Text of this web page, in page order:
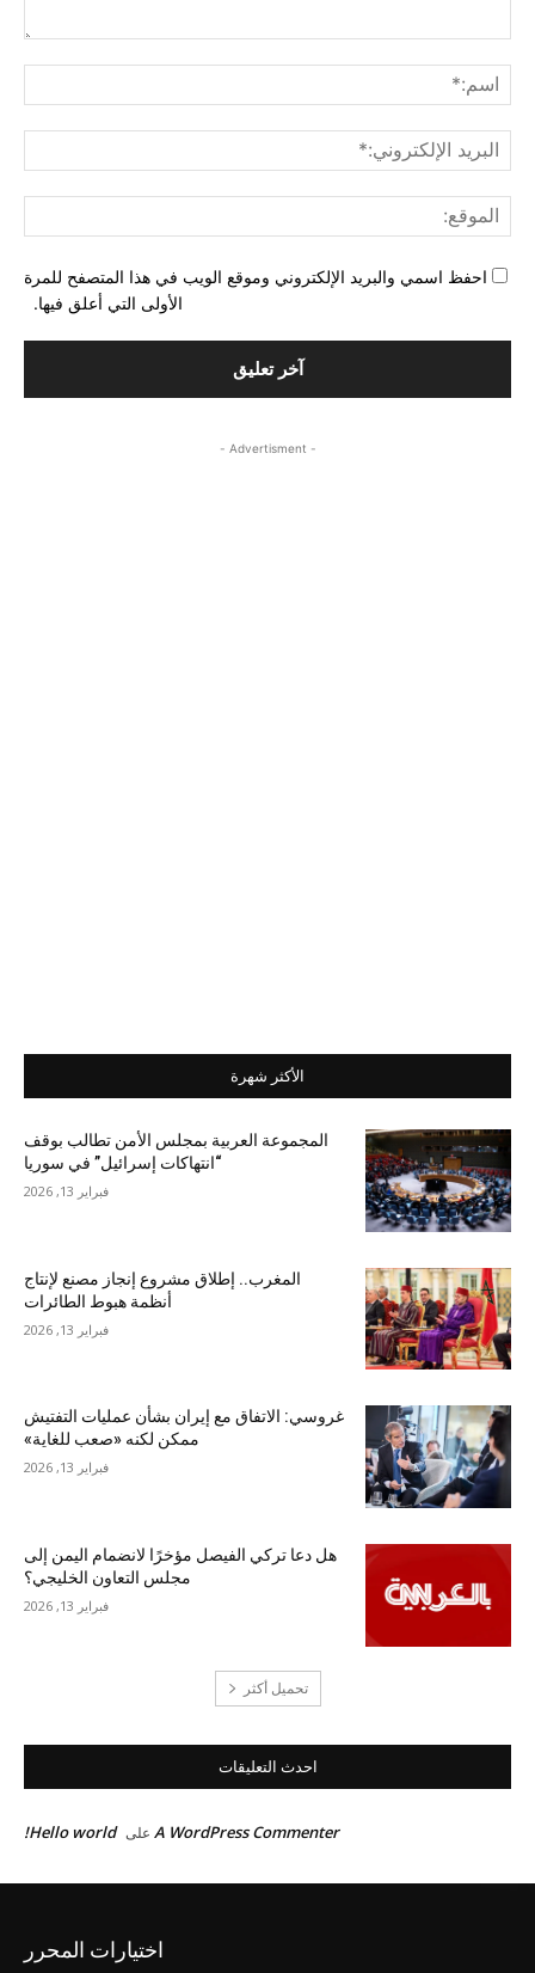
احفظ اسمي والبريد الإلكتروني وموقع الويب في هذا المتصفح للمرة
الأولى التي أعلق فيها.
- Advertisment -
الأكثر شهرة
المجموعة العربية بمجلس الأمن تطالب بوقف
“انتهاكات إسرائيل” في سوريا
فبراير 13, 2026
المغرب.. إطلاق مشروع إنجاز مصنع لإنتاج
أنظمة هبوط الطائرات
فبراير 13, 2026
غروسي: الاتفاق مع إيران بشأن عمليات التفتيش
ممكن لكنه «صعب للغاية»
فبراير 13, 2026
هل دعا تركي الفيصل مؤخرًا لانضمام اليمن إلى
مجلس التعاون الخليجي؟
فبراير 13, 2026
تحميل أكثر
احدث التعليقات
A WordPress Commenter على Hello world!
اختيارات المحرر